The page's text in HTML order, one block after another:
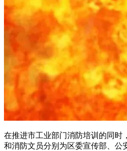
在推进市工业部门消防培训的同时
和消防文员分别为区委宣传部、公